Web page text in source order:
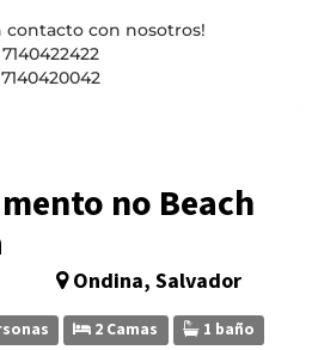
no Beach
Ondina, Salvador
2 Camas 1 baño
contacto con nosotros!
7140422422
7140420042